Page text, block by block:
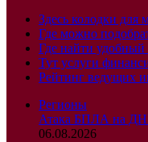
Здесь колодки для
Где можно
Где найти
Тут услуги
Рейтинг ведущих
Регионы
Атака БПЛА на
06.08.2026